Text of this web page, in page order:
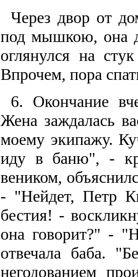
Через двор от
под мышкою, она
оглянулся на
Впрочем, пора
6. Окончание
Жена заждалась
моему экипажу.
иду в баню", -
веником,
- "Нейдет, Петр
бестия! -
она говорит?" -
отвечала баба.
негодованием